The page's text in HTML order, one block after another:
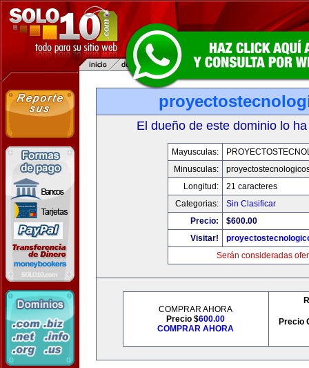
El dueño de este dominio lo
Mayusculas:
Minusculas:
Longitud:
21 caracteres
Categorias:
Sin Clasificar
Precio:
$600.00
Visitar!
Serán consideradas
COMPRAR AHORA
Precio $600.00
COMPRAR AHORA
Precio